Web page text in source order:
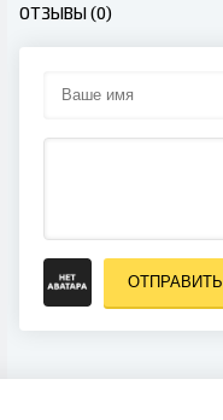
ОТЗЫВЫ (0)
ОТПРАВИТЬ